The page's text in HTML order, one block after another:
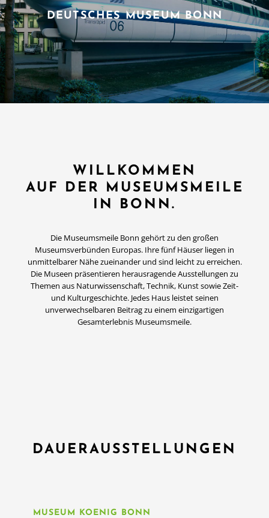
DEUTSCHES MUSEUM BONN
WILLKOMMEN
AUF DER MUSEUMSMEILE
IN BONN.
Die Museumsmeile Bonn gehört zu den großen
Museumsverbünden Europas. Ihre fünf Häuser liegen in
unmittelbarer Nähe zueinander und sind leicht zu erreichen.
Die Museen präsentieren herausragende Ausstellungen zu
Themen aus Naturwissenschaft, Technik, Kunst sowie Zeit-
und Kulturgeschichte. Jedes Haus leistet seinen
unverwechselbaren Beitrag zu einem einzigartigen
Gesamterlebnis Museumsmeile.
DAUERAUSSTELLUNGEN
MUSEUM KOENIG BONN